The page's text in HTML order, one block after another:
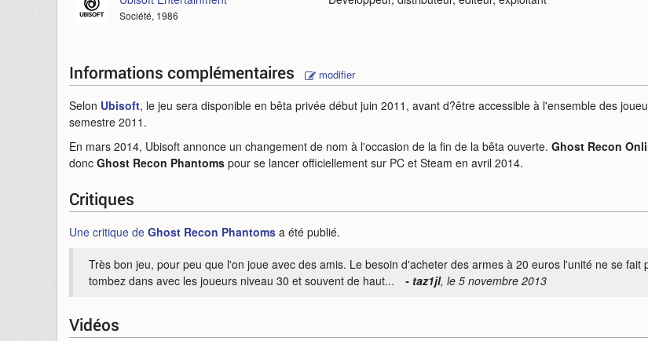
Société, 1986
Informations complémentaires modifier
Selon Ubisoft, le jeu sera disponible en bêta privée début juin 2011, avant d?être accessible à l'ensemble des
semestre 2011.
En mars 2014, Ubisoft annonce un changement de nom à l'occasion de la fin de la bêta ouverte. Ghost Recon
donc Ghost Recon Phantoms pour se lancer officiellement sur PC et Steam en avril 2014.
Critiques
Une critique de Ghost Recon Phantoms a été publié.
Très bon jeu, pour peu que l'on joue avec des amis. Le besoin d'acheter des armes à 20 euros l'unité ne se
tombez dans avec les joueurs niveau 30 et souvent de haut...
- taz1jl, le 5 novembre 2013
Vidéos